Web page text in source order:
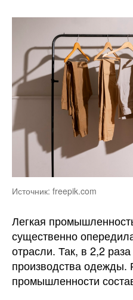
Источник: freepik.com
Легкая
существенно
отрасли. Так, в 2,2
производства одежды.
промышленности